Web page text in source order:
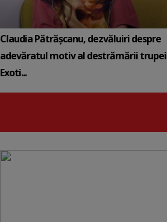
Claudia Pătrășcanu, dezvăluiri despre
adevăratul motiv al destrămării trupei
Exoti...